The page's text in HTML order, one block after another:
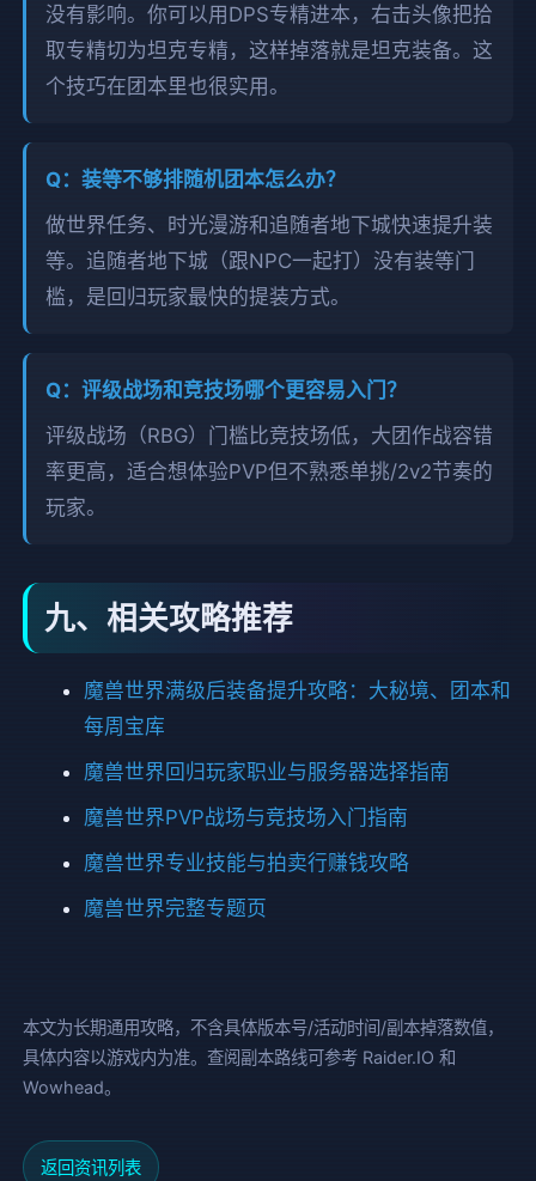
没有影响。你可以用DPS专精进本，右击头像把拾
取专精切为坦克专精，这样掉落就是坦克装备。这
个技巧在团本里也很实用。
Q：装等不够排随机团本怎么办？
做世界任务、时光漫游和追随者地下城快速提升装
等。追随者地下城（跟NPC一起打）没有装等门
槛，是回归玩家最快的提装方式。
Q：评级战场和竞技场哪个更容易入门？
评级战场（RBG）门槛比竞技场低，大团作战容错
率更高，适合想体验PVP但不熟悉单挑/2v2节奏的
玩家。
九、相关攻略推荐
魔兽世界满级后装备提升攻略：大秘境、团本和
每周宝库
魔兽世界回归玩家职业与服务器选择指南
魔兽世界PVP战场与竞技场入门指南
魔兽世界专业技能与拍卖行赚钱攻略
魔兽世界完整专题页
本文为长期通用攻略，不含具体版本号/活动时间/副本掉落数值，
具体内容以游戏内为准。查阅副本路线可参考 Raider.IO 和
Wowhead。
返回资讯列表